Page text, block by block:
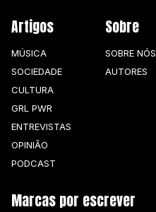
Artigos
MÚSICA
SOCIEDADE
CULTURA
GRL PWR
ENTREVISTAS
OPINIÃO
PODCAST
Sobre
SOBRE NÓS
AUTORES
Marcas por escrever